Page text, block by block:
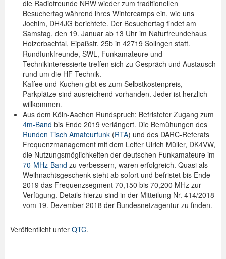
die Radiofreunde NRW wieder zum traditionellen
Besuchertag während ihres Wintercamps ein, wie uns
Jochim, DH4JG berichtete. Der Besuchertag findet am
Samstag, den 19. Januar ab 13 Uhr im Naturfreundehaus
Holzerbachtal, Eipaßstr. 25b in 42719 Solingen statt.
Rundfunkfreunde, SWL, Funkamateure und
Technikinteressierte treffen sich zu Gespräch und Austausch
rund um die HF-Technik.
Kaffee und Kuchen gibt es zum Selbstkostenpreis,
Parkplätze sind ausreichend vorhanden. Jeder ist herzlich
willkommen.
Aus dem Köln-Aachen Rundspruch: Befristeter Zugang zum
4m-Band bis Ende 2019 verlängert. Die Bemühungen des
Runden Tisch Amateurfunk (RTA) und des DARC-Referats
Frequenzmanagement mit dem Leiter Ulrich Müller, DK4VW,
die Nutzungsmöglichkeiten der deutschen Funkamateure im
70-MHz-Band zu verbessern, waren erfolgreich. Quasi als
Weihnachtsgeschenk steht ab sofort und befristet bis Ende
2019 das Frequenzsegment 70,150 bis 70,200 MHz zur
Verfügung. Details hierzu sind in der Mitteilung Nr. 414/2018
vom 19. Dezember 2018 der Bundesnetzagentur zu finden.
Veröffentlicht unter QTC.